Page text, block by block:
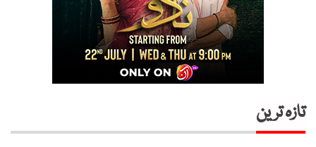
تازہ ترین